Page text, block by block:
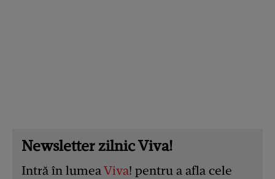
Newsletter zilnic Viva!
Intră în lumeaViva! pentru a afla cele